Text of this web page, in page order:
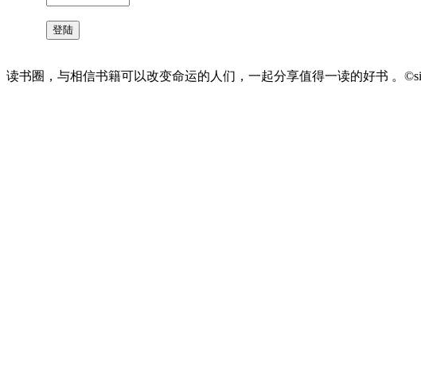
读书圈，与相信书籍可以改变命运的人们，一起分享值得一读的好书 。